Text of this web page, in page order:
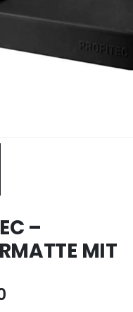
–
MIT